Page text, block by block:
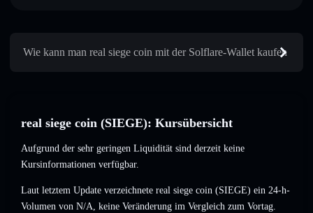
Wie kann man real siege coin mit der Solflare-Wallet kaufen
real siege coin (SIEGE): Kursübersicht
Aufgrund der sehr geringen Liquidität sind derzeit keine
Kursinformationen verfügbar.
Laut letztem Update verzeichnete real siege coin (SIEGE) ein 24-h-
Volumen von N/A, keine Veränderung im Vergleich zum Vortag.